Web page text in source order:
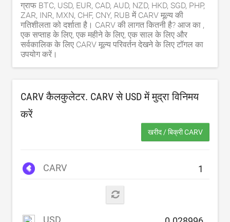
ग्राफ BTC, USD, EUR, CAD, AUD, NZD, HKD, SGD, PHP,
ZAR, INR, MXN, CHF, CNY, RUB में CARV मूल्य की
गतिशीलता को दर्शाता है। CARV की लागत कितनी है? आज का ,
एक सप्ताह के लिए, एक महीने के लिए, एक साल के लिए और
सर्वकालिक के लिए CARV मूल्य परिवर्तन देखने के लिए टॉगल का
उपयोग करें।
CARV कैलकुलेटर. CARV से USDमें मुद्रा विनिमय
करें
खरीद / बिक्री CARV
CARV
USD